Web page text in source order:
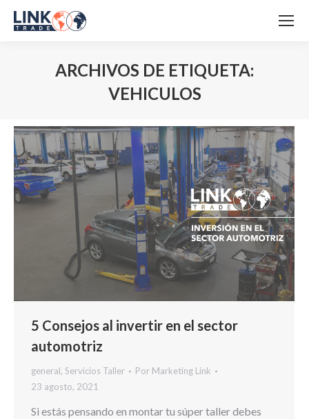
ARCHIVOS DE ETIQUETA:
VEHICULOS
5 Consejos al invertir en el sector
automotriz
general, Servicios Taller Por Marketing Link
23 agosto, 2021
Si estás pensando en montar tu súper taller debes